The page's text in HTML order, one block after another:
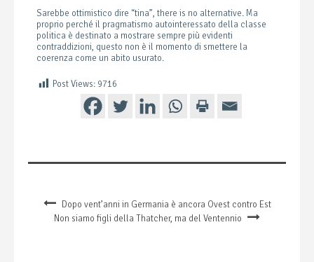
Sarebbe ottimistico dire “tina”, there is no alternative. Ma
proprio perché il pragmatismo autointeressato della classe
politica è destinato a mostrare sempre più evidenti
contraddizioni, questo non è il momento di smettere la
coerenza come un abito usurato.
Post Views: 9716
Dopo vent’anni in Germania è ancora Ovest contro Est
Non siamo figli della Thatcher, ma del Ventennio